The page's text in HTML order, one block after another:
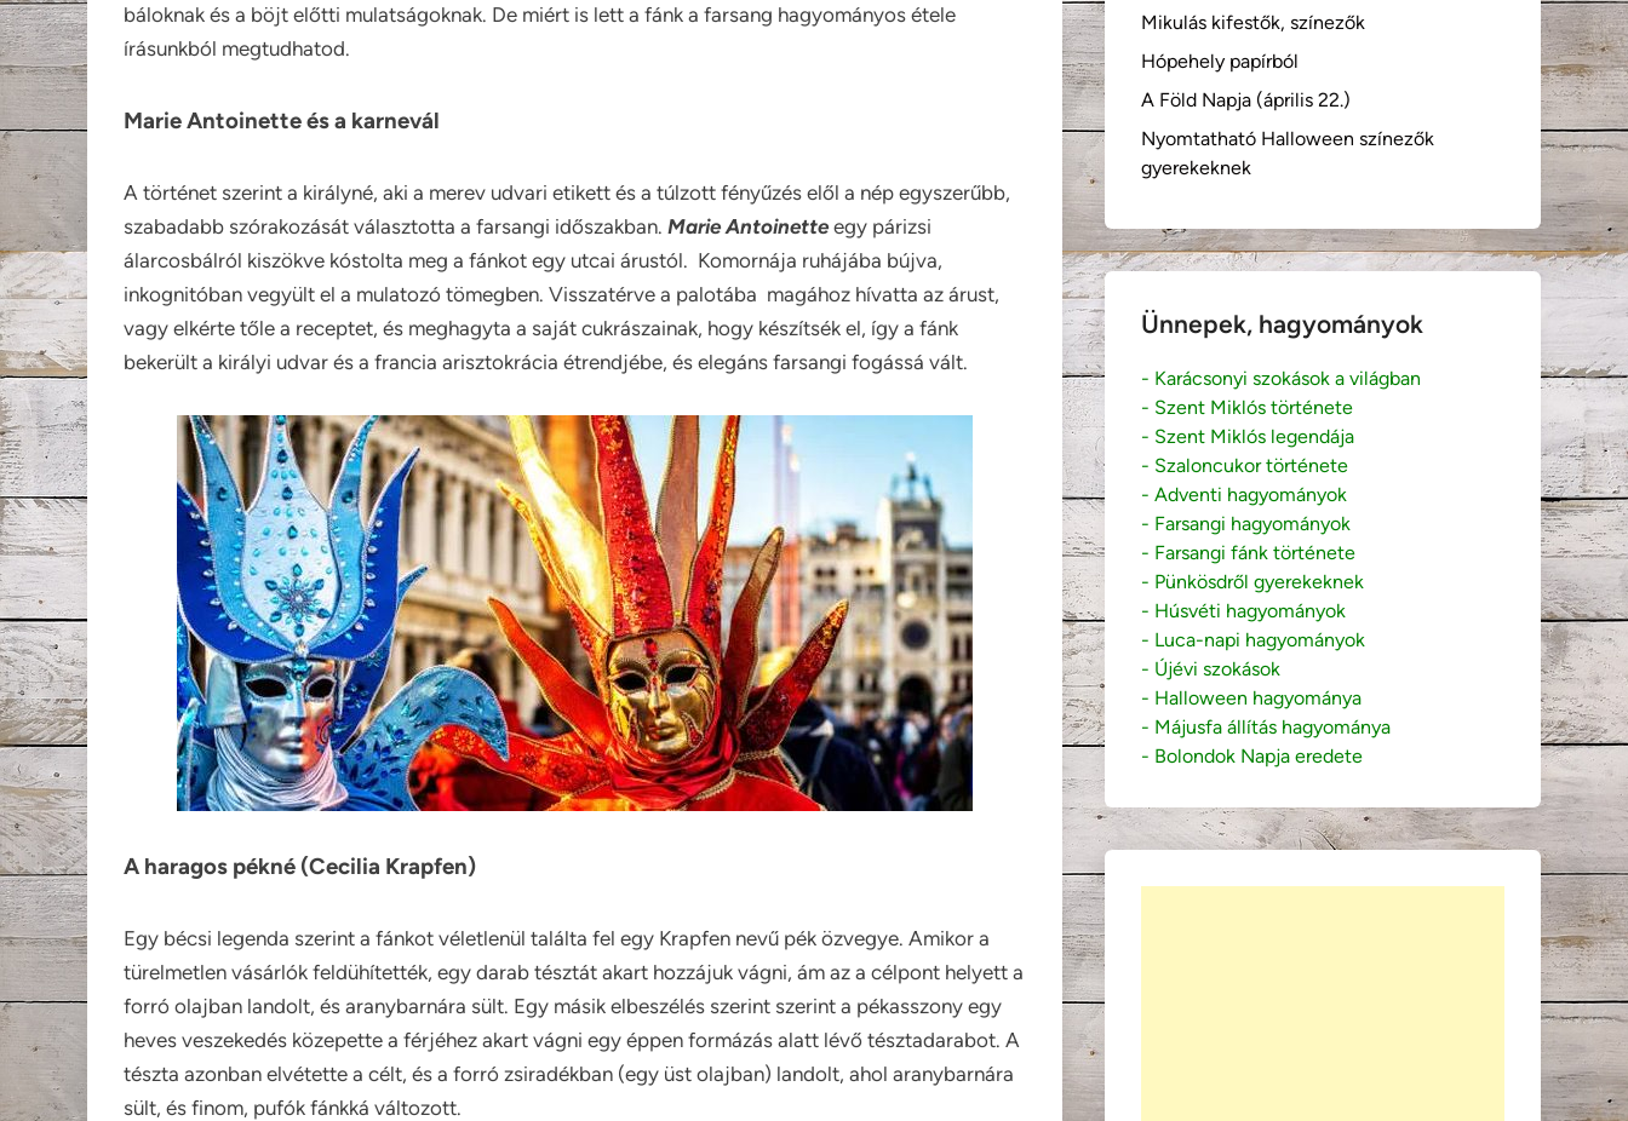
báloknak és a böjt előtti mulatságoknak. De miért is lett a fánk a farsang hagyományos étele
írásunkból megtudhatod.
Marie Antoinette és a karnevál
A történet szerint a királyné, aki a merev udvari etikett és a túlzott fényűzés elől a nép egyszerűbb,
szabadabb szórakozását választotta a farsangi időszakban. Marie Antoinette egy párizsi
álarcosbálról kiszökve kóstolta meg a fánkot egy utcai árustól. Komornája ruhájába bújva,
inkognitóban vegyült el a mulatozó tömegben. Visszatérve a palotába magához hívatta az árust,
vagy elkérte tőle a receptet, és meghagyta a saját cukrászainak, hogy készítsék el, így a fánk
bekerült a királyi udvar és a francia arisztokrácia étrendjébe, és elegáns farsangi fogássá vált.
A haragos pékné (Cecilia Krapfen)
Egy bécsi legenda szerint a fánkot véletlenül találta fel egy Krapfen nevű pék özvegye. Amikor a
türelmetlen vásárlók feldühítették, egy darab tésztát akart hozzájuk vágni, ám az a célpont helyett a
forró olajban landolt, és aranybarnára sült. Egy másik elbeszélés szerint szerint a pékasszony egy
heves veszekedés közepette a férjéhez akart vágni egy éppen formázás alatt lévő tésztadarabot. A
tészta azonban elvétette a célt, és a forró zsiradékban (egy üst olajban) landolt, ahol aranybarnára
sült, és finom, pufók fánkká változott.
Mikulás kifestők, színezők
Hópehely papírból
A Föld Napja (április 22.)
Nyomtatható Halloween színezők
gyerekeknek
Ünnepek, hagyományok
- Karácsonyi szokások a világban
- Szent Miklós története
- Szent Miklós legendája
- Szaloncukor története
- Adventi hagyományok
- Farsangi hagyományok
- Farsangi fánk története
- Pünkösdről gyerekeknek
- Húsvéti hagyományok
- Luca-napi hagyományok
- Újévi szokások
- Halloween hagyománya
- Májusfa állítás hagyománya
- Bolondok Napja eredete